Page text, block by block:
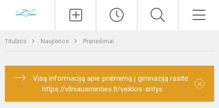
Titulinis Naujienos Pranešimai
Visą informaciją apie priėmimą į gimnaziją rasite:
https://vilniausminties.lt/veiklos-sritys
×